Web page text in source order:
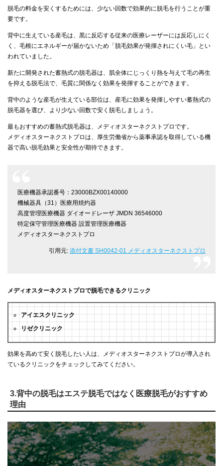
脱毛の料金を安くするためには、少ない回数で効果的に脱毛を行うことが重
要です。
背中に生えている産毛は、黒に反応する従来の医療レーザーには反応しにく
く、毛根にエネルギーが届かないため「脱毛効果が発揮されにくい毛」とい
われていました。
新たに開発された蓄熱式の脱毛器は、肌全体にじっくり熱を与えて毛の再生
を抑える脱毛法で、毛質に関係なく効果を発揮することができます。
背中のような産毛が生えている部位は、産毛に効果を発揮しやすい蓄熱式の
脱毛器を選び、より少ない回数で安く脱毛しましょう。
最もおすすめの蓄熱式脱毛器は、メディオスターネクストプロです。
メディオスターネクストプロは、厚生労働省から薬事承認を取得している機
器で高い脱毛効果と安全性が期待できます。
医療機器承認番号：23000BZX00140000
機械器具（31）医療用焼灼器
高度管理医療機器 ダイオードレーザ JMDN 36546000
特定保守管理医療機器 設置管理医療機器
メディオスターネクストプロ
引用元: 添付文書 SH0042-01 メディオスターネクストプロ
メディオスターネクストプロで脱毛できるクリニック
アイエスクリニック
リゼクリニック
効果を高めて安く脱毛したい人は、メディオスターネクストプロが導入され
ているクリニックをチェックしてみてください。
3.背中の脱毛はエステ脱毛ではなく医療脱毛がおすすめ
理由